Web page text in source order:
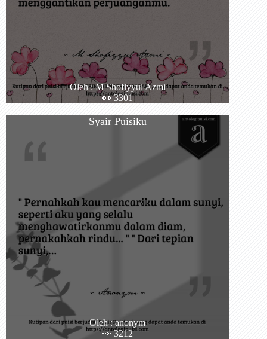
Oleh : M Shofiyyul Azmi
👀 3301
Syair Puisiku
Oleh : anonym
👀 3212